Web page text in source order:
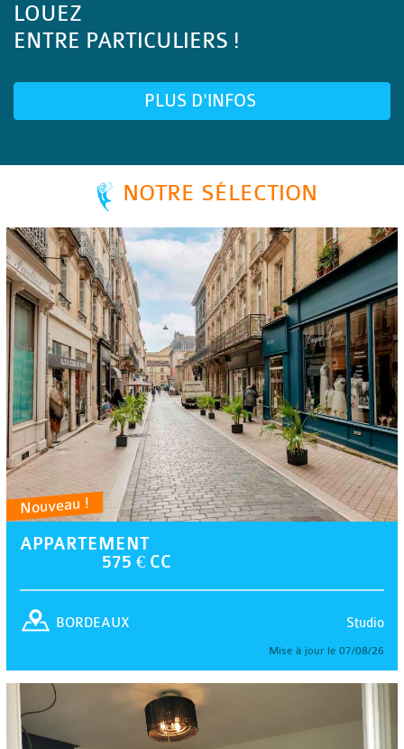
LOUEZ
ENTRE PARTICULIERS !
PLUS D'INFOS
NOTRE SÉLECTION
Nouveau !
APPARTEMENT
575 € CC
Studio
BORDEAUX
Mise à jour le 07/08/26